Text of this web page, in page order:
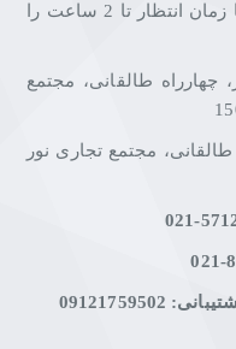
(به علت حجم بالای سفارشات، حتما زمان انتظار تا 2 ساعت را
چهارراه طالقانی، مجتمع
طالقانی، مجتمع تجاری نور